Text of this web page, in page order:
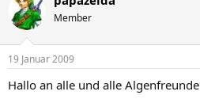
t
e
l
l
e
t
e
l
m
Member
19 Januar 2009
Hallo an alle und alle Algenfreunde